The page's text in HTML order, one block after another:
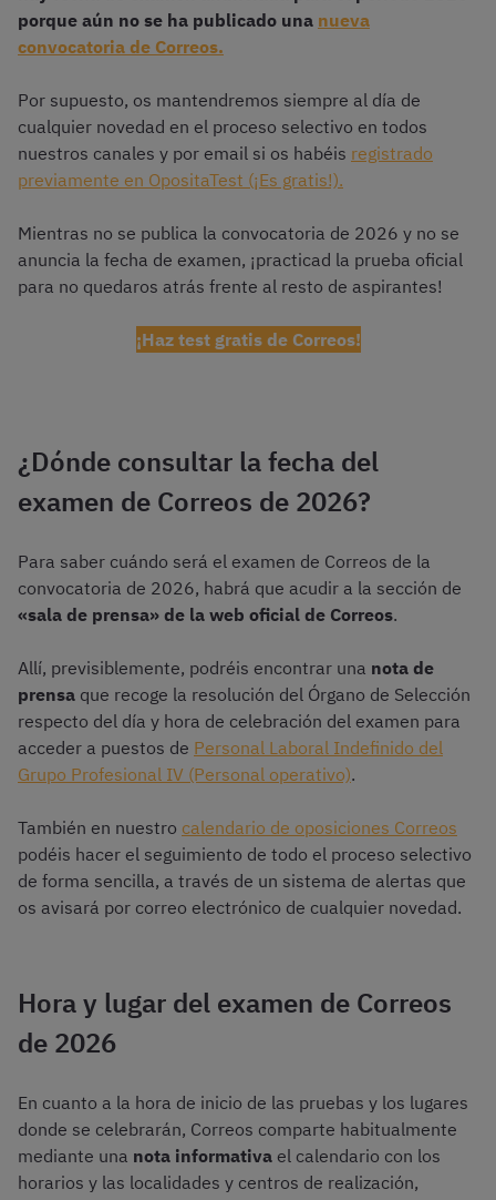
porque aún no se ha publicado una nueva
convocatoria de Correos.
Por supuesto, os mantendremos siempre al día de
cualquier novedad en el proceso selectivo en todos
nuestros canales y por email si os habéis registrado
previamente en OpositaTest (¡Es gratis!).
Mientras no se publica la convocatoria de 2026 y no se
anuncia la fecha de examen, ¡practicad la prueba oficial
para no quedaros atrás frente al resto de aspirantes!
¡Haz test gratis de Correos!
¿Dónde consultar la fecha del
examen de Correos de 2026?
Para saber cuándo será el examen de Correos de la
convocatoria de 2026, habrá que acudir a la sección de
«sala de prensa» de la web oficial de Correos.
Allí, previsiblemente, podréis encontrar una nota de
prensa que recoge la resolución del Órgano de Selección
respecto del día y hora de celebración del examen para
acceder a puestos de Personal Laboral Indefinido del
Grupo Profesional IV (Personal operativo).
También en nuestro calendario de oposiciones Correos
podéis hacer el seguimiento de todo el proceso selectivo
de forma sencilla, a través de un sistema de alertas que
os avisará por correo electrónico de cualquier novedad.
Hora y lugar del examen de Correos
de 2026
En cuanto a la hora de inicio de las pruebas y los lugares
donde se celebrarán, Correos comparte habitualmente
mediante una nota informativa el calendario con los
horarios y las localidades y centros de realización,